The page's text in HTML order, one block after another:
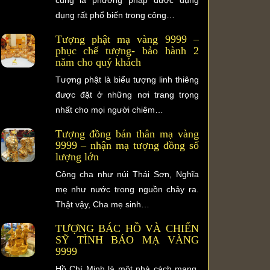
dụng rất phổ biến trong công…
Tượng phật mạ vàng 9999 –
phục chế tượng- bảo hành 2
năm cho quý khách
Tượng phật là biểu tượng linh thiêng
được đặt ở những nơi trang trọng
nhất cho mọi người chiêm…
Tượng đồng bán thân mạ vàng
9999 – nhận mạ tượng đồng số
lượng lớn
Công cha như núi Thái Sơn, Nghĩa
mẹ như nước trong nguồn chảy ra.
Thật vậy, Cha mẹ sinh…
TƯỢNG BÁC HỒ VÀ CHIẾN
SỸ TÌNH BÁO MẠ VÀNG
9999